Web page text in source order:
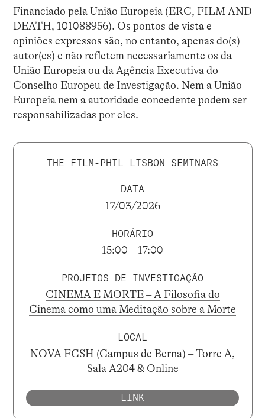
Financiado pela União Europeia (ERC, FILM AND
DEATH, 101088956). Os pontos de vista e
opiniões expressos são, no entanto, apenas do(s)
autor(es) e não refletem necessariamente os da
União Europeia ou da Agência Executiva do
Conselho Europeu de Investigação. Nem a União
Europeia nem a autoridade concedente podem ser
responsabilizadas por eles.
THE FILM-PHIL LISBON SEMINARS
DATA
17/03/2026
HORÁRIO
15:00 – 17:00
PROJETOS DE INVESTIGAÇÃO
CINEMA E MORTE – A Filosofia do
Cinema como uma Meditação sobre a Morte
LOCAL
NOVA FCSH (Campus de Berna) – Torre A,
Sala A204 & Online
LINK